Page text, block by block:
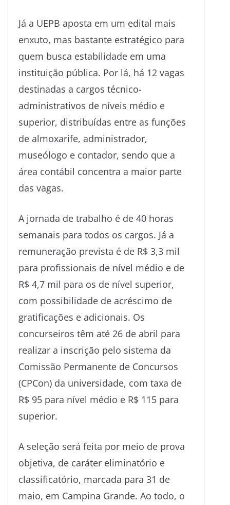
Já a UEPB aposta em um edital mais
enxuto, mas bastante estratégico para
quem busca estabilidade em uma
instituição pública. Por lá, há 12 vagas
destinadas a cargos técnico-
administrativos de níveis médio e
superior, distribuídas entre as funções
de almoxarife, administrador,
museólogo e contador, sendo que a
área contábil concentra a maior parte
das vagas.
A jornada de trabalho é de 40 horas
semanais para todos os cargos. Já a
remuneração prevista é de R$ 3,3 mil
para profissionais de nível médio e de
R$ 4,7 mil para os de nível superior,
com possibilidade de acréscimo de
gratificações e adicionais. Os
concurseiros têm até 26 de abril para
realizar a inscrição pelo sistema da
Comissão Permanente de Concursos
(CPCon) da universidade, com taxa de
R$ 95 para nível médio e R$ 115 para
superior.
A seleção será feita por meio de prova
objetiva, de caráter eliminatório e
classificatório, marcada para 31 de
maio, em Campina Grande. Ao todo, o